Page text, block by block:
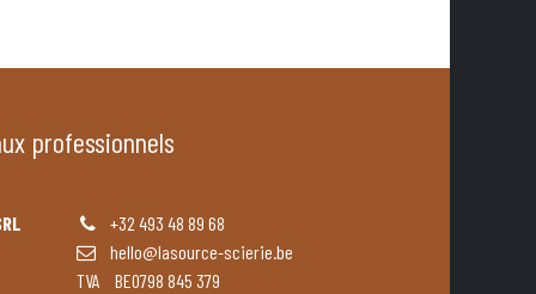
professionnels
+32 493 48 89 68
hello@lasource-scierie.be
TVA BE0798 845 379